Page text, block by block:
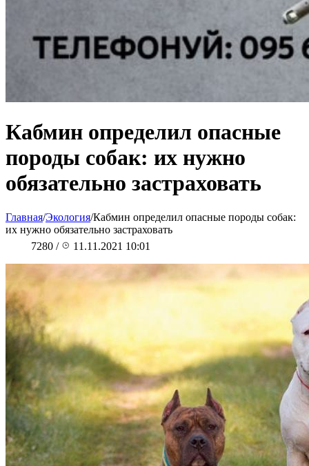
Кабмин определил опасные
породы собак: их нужно
обязательно застраховать
Главная/Экология/Кабмин определил опасные породы собак:
их нужно обязательно застраховать
7280 / 11.11.2021 10:01